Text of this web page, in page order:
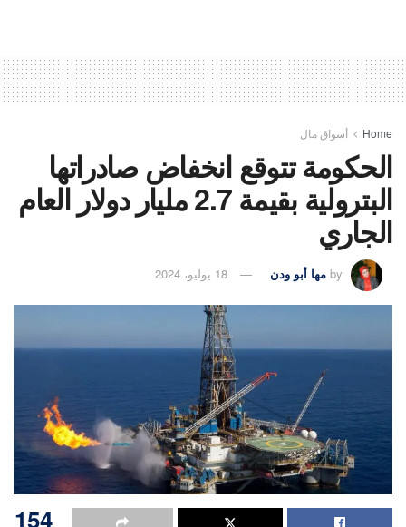
Home أسواق مال
الحكومة تتوقع انخفاض صادراتها
البترولية بقيمة 2.7 مليار دولار العام
الجاري
by مها أبو ودن 18 يوليو، 2024
154